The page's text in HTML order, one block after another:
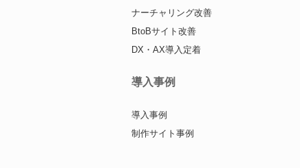
ナーチャリング改善
BtoBサイト改善
DX・AX導入定着
導入事例
導入事例
制作サイト事例